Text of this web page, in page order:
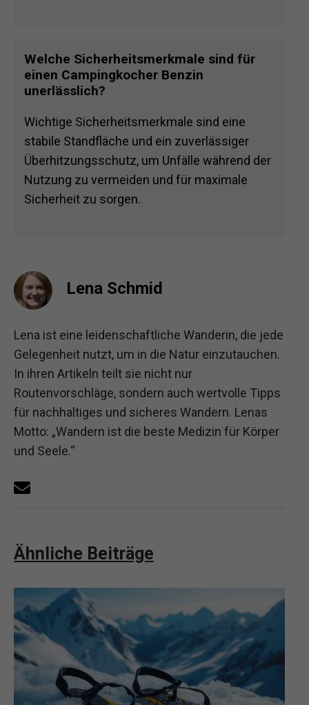
Welche Sicherheitsmerkmale sind für
einen Campingkocher Benzin
unerlässlich?
Wichtige Sicherheitsmerkmale sind eine
stabile Standfläche und ein zuverlässiger
Überhitzungsschutz, um Unfälle während der
Nutzung zu vermeiden und für maximale
Sicherheit zu sorgen.
Lena Schmid
Lena ist eine leidenschaftliche Wanderin, die jede
Gelegenheit nutzt, um in die Natur einzutauchen.
In ihren Artikeln teilt sie nicht nur
Routenvorschläge, sondern auch wertvolle Tipps
für nachhaltiges und sicheres Wandern. Lenas
Motto: „Wandern ist die beste Medizin für Körper
und Seele.“
Ähnliche Beiträge